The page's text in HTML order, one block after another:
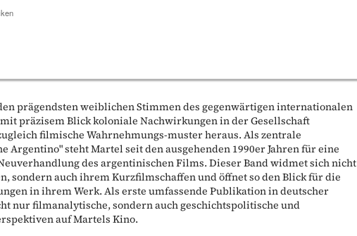
prägendsten weiblichen Stimmen des gegenwärtigen internationalen
präzisem Blick koloniale Nachwirkungen in der Gesellschaft
filmische Wahrnehmungs-muster heraus. Als zentrale
Argentino" steht Martel seit den ausgehenden 1990er Jahren für eine
des argentinischen Films. Dieser Band widmet sich nicht
sondern auch ihrem Kurzfilmschaffen und öffnet so den Blick für die
in ihrem Werk. Als erste umfassende Publikation in deutscher
nur filmanalytische, sondern auch geschichtspolitische und
auf Martels Kino.